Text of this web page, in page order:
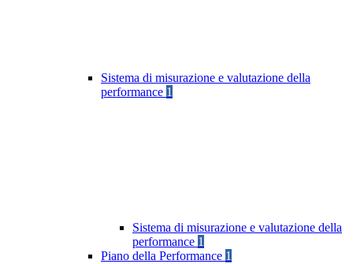
Sistema di misurazione e valutazione della
performance 1
Sistema di misurazione e valutazione della
performance 1
Piano della Performance 1